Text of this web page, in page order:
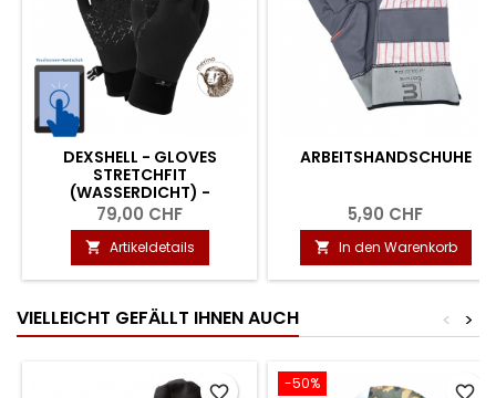
DEXSHELL - GLOVES
STRETCHFIT
(WASSERDICHT) -
SCHWARZ
79,00 CHF
 Artikeldetails
ARBEITSHANDSCHUHE
5,90 CHF
 In den Warenkorb
VIELLEICHT GEFÄLLT IHNEN AUCH >
<
favorite_border -50% favorite_border